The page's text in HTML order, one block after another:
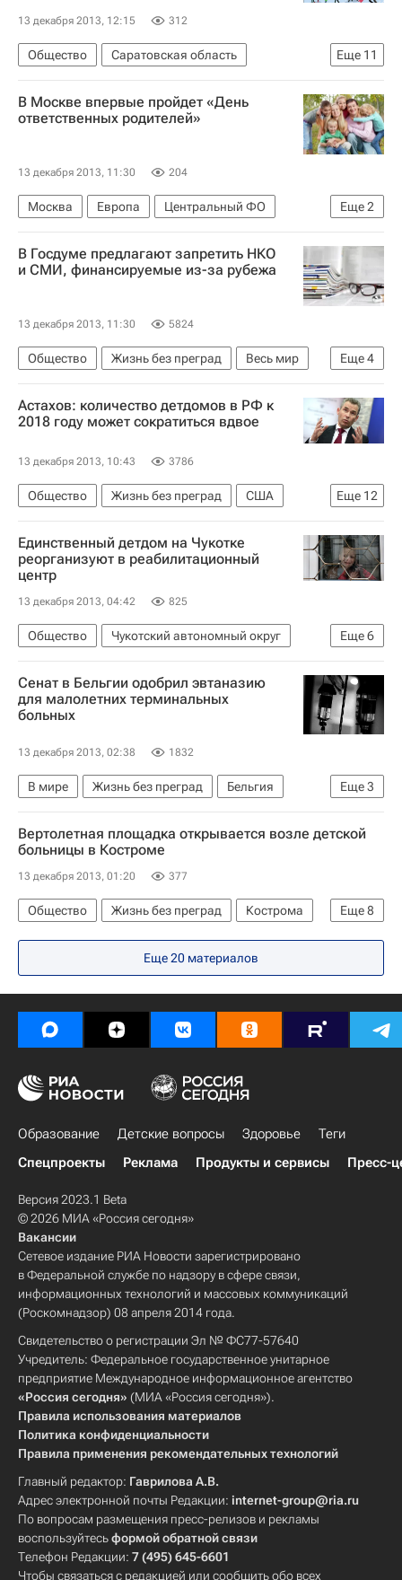
13 декабря 2013, 12:15 312
Еще 11
Общество
Саратовская область
Новости Подмосковья
Москва
Жизнь без преград
Европа
Эльмира Абдразакова
Марина Анисина
Мисс Россия 2013
Детские вопросы
Россия
В Москве впервые пройдет «День
ответственных родителей»
13 декабря 2013, 11:30 204
Еще2
Москва Европа
Центральный ФО
Весь мир
Россия
В Госдуме предлагают запретить НКО
и СМИ, финансируемые из-за рубежа
13 декабря 2013, 11:30 5824
Еще4
Общество Жизнь без преград
Весь мир
Европа
Госдума РФ Здоровье Россия
Астахов: количество детдомов в РФ к
2018 году может сократиться вдвое
13 декабря 2013, 10:43 3786
Еще 12
Общество Жизнь без преград
США
Иркутск
Иркутская область
Братск
Европа
Америка
Сибирский ФО
Весь мир
Павел Астахов
Правительство Иркутской области
Детские вопросы
Россия
Единственный детдом на Чукотке
реорганизуют в реабилитационный
центр
13 декабря 2013, 04:42 825
Еще6
Общество
Чукотский автономный округ
Жизнь без преград
Европа
Дальневосточный ФО
Весь мир
Детские вопросы
Сенат в Бельгии одобрил эвтаназию
для малолетних терминальных
больных
13 декабря 2013, 02:38 1832
Еще3
В мире Жизнь без преград
Бельгия
Европа
Весь мир Сенат Бельгии
Вертолетная площадка открывается возле детской
больницы в Костроме
13 декабря 2013, 01:20 377
Еще8
Общество Жизнь без преград
Кострома
Центральный ФО
Костромская область
Весь мир
Европа
Администрация г. Костромы
Детские вопросы
Россия
Еще 20 материалов
Образование Детские вопросы Здоровье
Теги
Спецпроекты
Реклама Продукты и сервисы Пресс-
Версия 2023.1 Beta
© 2026 МИА «Россия сегодня»
Вакансии
Сетевое издание РИА Новости зарегистрировано
в Федеральной службе по надзору в сфере связи,
информационных технологий и массовых коммуникаций
(Роскомнадзор) 08 апреля 2014 года.
Свидетельство о регистрации Эл № ФС77-57640
Учредитель: Федеральное государственное унитарное
предприятие Международное информационное агентство
«Россия сегодня» (МИА «Россия сегодня»).
Правила использования материалов
Политика конфиденциальности
Правила применения рекомендательных технологий
Главный редактор: Гаврилова А.В.
Адрес электронной почты Редакции: internet-group@ria.ru
По вопросам размещения пресс-релизов и рекламы
воспользуйтесьформой обратной связи
Телефон Редакции: 7 (495) 645-6601
Чтобы связаться с редакцией или сообщить обо всех